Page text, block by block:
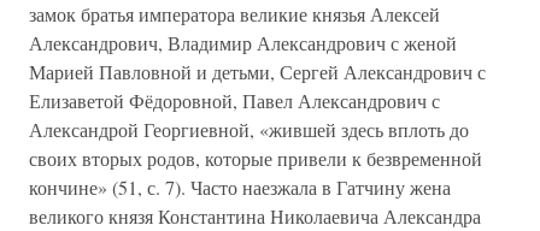
замок братья императора великие князья Алексей
Александрович, Владимир Александрович с женой
Марией Павловной и детьми, Сергей Александрович с
Елизаветой Фёдоровной, Павел Александрович с
Александрой Георгиевной, «жившей здесь вплоть до
своих вторых родов, которые привели к безвременной
кончине» (51, с. 7). Часто наезжала в Гатчину жена
великого князя Константина Николаевича Александра